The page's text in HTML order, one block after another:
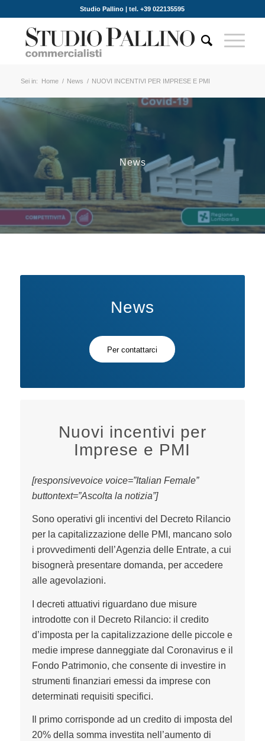
Studio Pallino | tel. +39 022135595
Sei in: Home / News / NUOVI INCENTIVI PER IMPRESE E PMI
News
News
Per contattarci
Nuovi incentivi per
Imprese e PMI
[responsivevoice voice=”Italian Female”
buttontext=”Ascolta la notizia”]
Sono operativi gli incentivi del Decreto Rilancio
per la capitalizzazione delle PMI, mancano solo
i provvedimenti dell’Agenzia delle Entrate, a cui
bisognerà presentare domanda, per accedere
alle agevolazioni.
I decreti attuativi riguardano due misure
introdotte con il Decreto Rilancio: il credito
d’imposta per la capitalizzazione delle piccole e
medie imprese danneggiate dal Coronavirus e il
Fondo Patrimonio, che consente di investire in
strumenti finanziari emessi da imprese con
determinati requisiti specifici.
Il primo corrisponde ad un credito di imposta del
20% della somma investita nell’aumento di